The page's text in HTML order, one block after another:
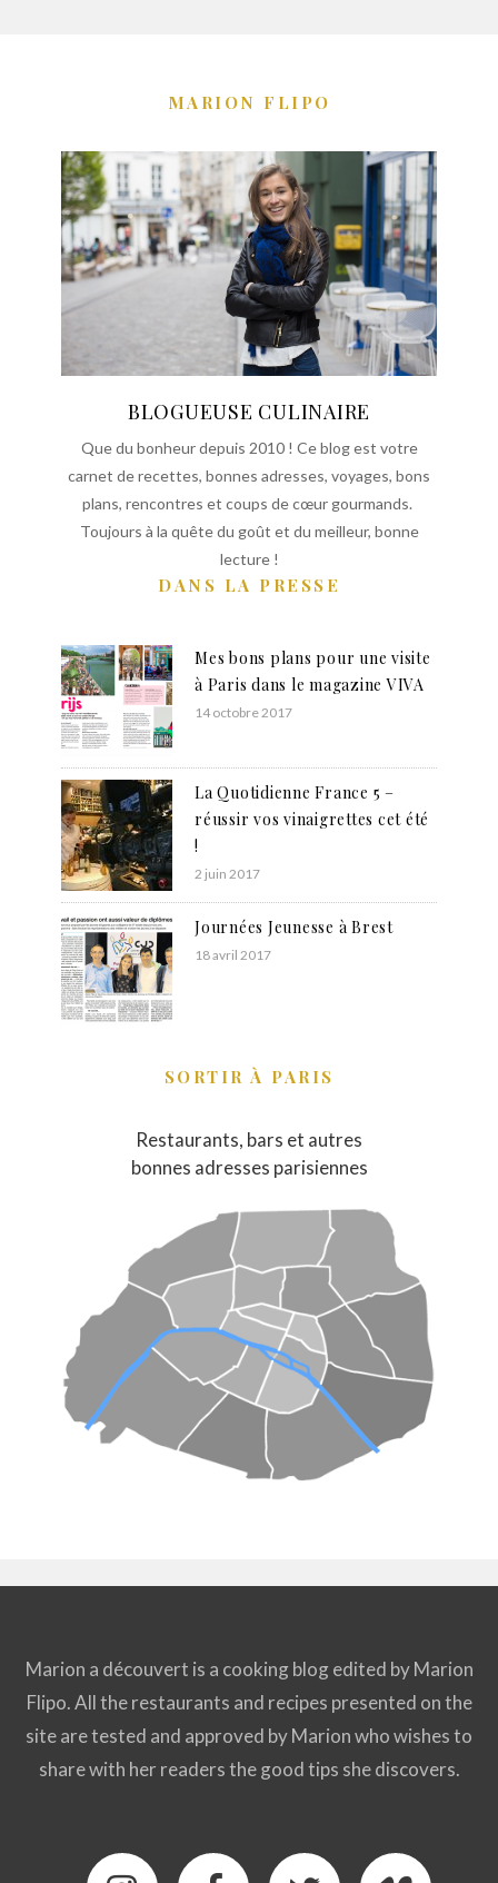
MARION FLIPO
BLOGUEUSE CULINAIRE
Que du bonheur depuis 2010 ! Ce blog est votre
carnet de recettes, bonnes adresses, voyages, bons
plans, rencontres et coups de cœur gourmands.
Toujours à la quête du goût et du meilleur, bonne
lecture !
DANS LA PRESSE
Mes bons plans pour une visite
à Paris dans le magazine VIVA
14 octobre 2017
La Quotidienne France 5 –
réussir vos vinaigrettes cet été
!
2 juin 2017
Journées Jeunesse à Brest
18 avril 2017
SORTIR À PARIS
Restaurants, bars et autres
bonnes adresses parisiennes
Marion a découvert is a cooking blog edited by Marion
Flipo. All the restaurants and recipes presented on the
site are tested and approved by Marion who wishes to
share with her readers the good tips she discovers.